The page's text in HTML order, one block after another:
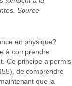
Source
en physique?
à comprendre
Ce principe a permis
de comprendre
que la